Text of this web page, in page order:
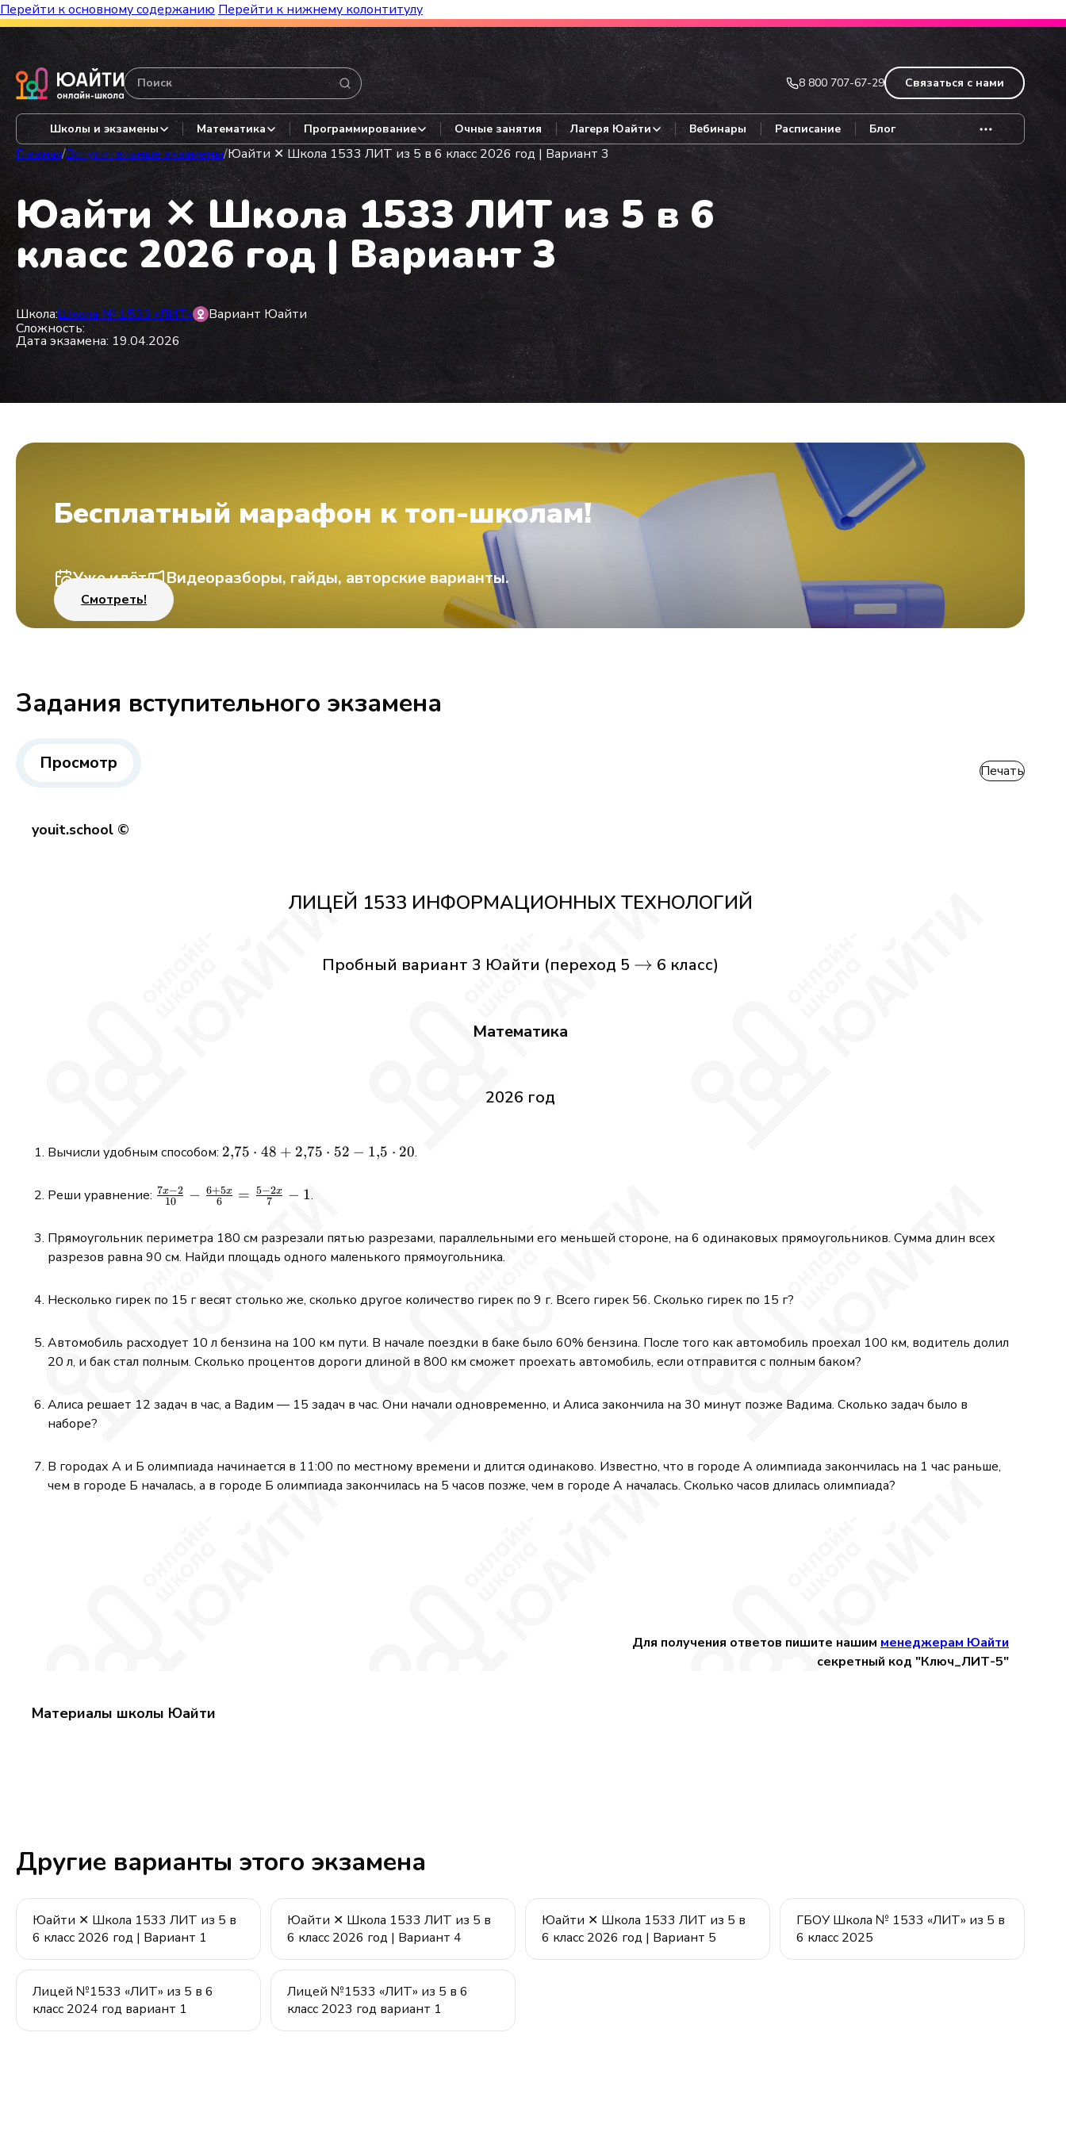
Перейти к основному содержанию Перейти к нижнему колонтитулу
Бесплатный марафон к топ-школам! Видеоразборы, гайды, авторские варианты.
8 800 707-67-29 Связаться с нами
Школы и экзамены Математика Программирование Очные занятия Лагеря Юайти Вебинары Расписание Блог
Главная/Вступительные экзамены/Юайти ✕ Школа 1533 ЛИТ из 5 в 6 класс 2026 год | Вариант 3
Юайти ✕ Школа 1533 ЛИТ из 5 в 6
класс 2026 год | Вариант 3
Школа:Школа № 1533 «ЛИТ»
Вариант Юайти
Сложность:
Дата экзамена: 19.04.2026
Бесплатный марафон к топ-школам!
Уже идёт Видеоразборы, гайды, авторские варианты.
Смотреть!
Задания вступительного экзамена
Просмотр Печать
youit.school ©
ЛИЦЕЙ 1533 ИНФОРМАЦИОННЫХ ТЕХНОЛОГИЙ
Пробный вариант 3 Юайти (переход 5 \to
→ 6 класс)
Математика
2026 год
Вычисли удобным способом: 2{,}75\cdot48+2{,}75\cdot52-
2,75 ⋅ 48 + 2,75 ⋅ 52 − 1,5 ⋅ 20.
Реши уравнение: \frac{7x-2}
\frac{6+5x}
{6}=\frac{5-
2x}{7}-1
10
7x−2 − 6
6+5x = 7
5−2x − 1.
Прямоугольник периметра 180 см разрезали пятью разрезами, параллельными его меньшей стороне, на 6 одинаковых прямоугольников. Сумма длин всех
разрезов равна 90 см. Найди площадь одного маленького прямоугольника.
Несколько гирек по 15 г весят столько же, сколько другое количество гирек по 9 г. Всего гирек 56. Сколько гирек по 15 г?
Автомобиль расходует 10 л бензина на 100 км пути. В начале поездки в баке было 60% бензина. После того как автомобиль проехал 100 км, водитель долил
20 л, и бак стал полным. Сколько процентов дороги длиной в 800 км сможет проехать автомобиль, если отправится с полным баком?
Алиса решает 12 задач в час, а Вадим — 15 задач в час. Они начали одновременно, и Алиса закончила на 30 минут позже Вадима. Сколько задач было в
наборе?
В городах А и Б олимпиада начинается в 11:00 по местному времени и длится одинаково. Известно, что в городе А олимпиада закончилась на 1 час раньше,
чем в городе Б началась, а в городе Б олимпиада закончилась на 5 часов позже, чем в городе А началась. Сколько часов длилась олимпиада?
Для получения ответов пишите нашим менеджерам Юайти
секретный код "Ключ_ЛИТ-5"
Материалы школы Юайти
Другие варианты этого экзамена
Юайти ✕ Школа 1533 ЛИТ из 5 в
6 класс 2026 год | Вариант 1
Юайти ✕ Школа 1533 ЛИТ из 5 в
6 класс 2026 год | Вариант 4
Юайти ✕ Школа 1533 ЛИТ из 5 в
6 класс 2026 год | Вариант 5
ГБОУ Школа № 1533 «ЛИТ» из 5 в
6 класс 2025
Лицей №1533 «ЛИТ» из 5 в 6
класс 2024 год вариант 1
Лицей №1533 «ЛИТ» из 5 в 6
класс 2023 год вариант 1